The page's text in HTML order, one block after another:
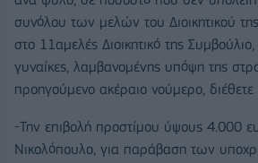
συνόλου των μελών του Διοικητικού
στο 11αμελές Διοικητικό της
γυναίκες, λαμβανομένης υπόψη της
προηγούμενο ακέραιο νούμερο, διέθετε
-Την επιβολή προστίμου ύψους 4.000
Νικολόπουλο, για παράβαση των